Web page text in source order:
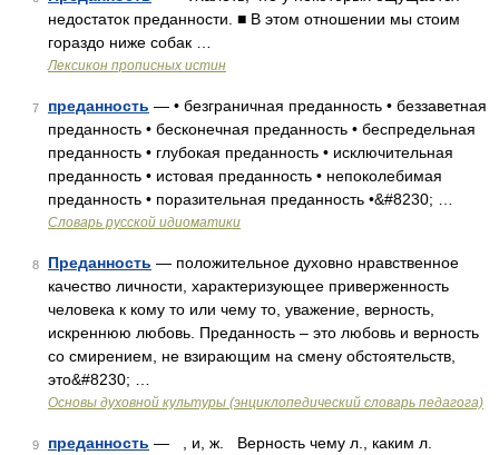
недостаток преданности. ■ В этом отношении мы стоим
гораздо ниже собак …
Лексикон прописных истин
7 преданность — • безграничная преданность • беззаветная
преданность • бесконечная преданность • беспредельная
преданность • глубокая преданность • исключительная
преданность • истовая преданность • непоколебимая
преданность • поразительная преданность •&#8230; …
Словарь русской идиоматики
8 Преданность — положительное духовно нравственное
качество личности, характеризующее приверженность
человека к кому то или чему то, уважение, верность,
искреннюю любовь. Преданность – это любовь и верность
со смирением, не взирающим на смену обстоятельств,
это&#8230; …
Основы духовной культуры (энциклопедический словарь педагога)
9 преданность — , и, ж. Верность чему л., каким л.